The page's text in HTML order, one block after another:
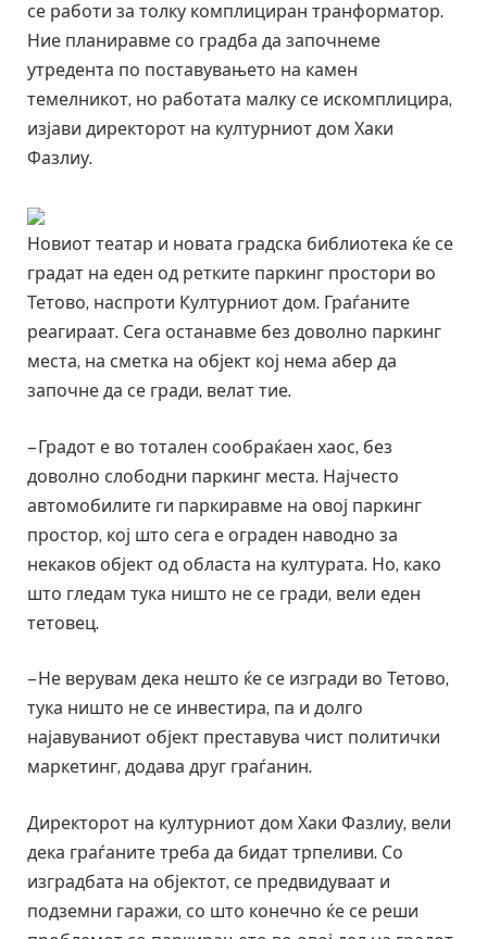
се работи за толку комплициран транформатор.
Ние планиравме со градба да започнеме
утредента по поставувањето на камен
темелникот, но работата малку се искомплицира,
изјави директорот на културниот дом Хаки
Фазлиу.
Новиот театар и новата градска библиотека ќе се
градат на еден од ретките паркинг простори во
Тетово, наспроти Културниот дом. Граѓаните
реагираат. Сега останавме без доволно паркинг
места, на сметка на објект кој нема абер да
започне да се гради, велат тие.
– Градот е во тотален сообраќаен хаос, без
доволно слободни паркинг места. Најчесто
автомобилите ги паркиравме на овој паркинг
простор, кој што сега е ограден наводно за
некаков објект од областа на културата. Но, како
што гледам тука ништо не се гради, вели еден
тетовец.
– Не верувам дека нешто ќе се изгради во Тетово,
тука ништо не се инвестира, па и долго
најавуваниот објект преставува чист политички
маркетинг, додава друг граѓанин.
Директорот на културниот дом Хаки Фазлиу, вели
дека граѓаните треба да бидат трпеливи. Со
изградбата на објектот, се предвидуваат и
подземни гаражи, со што конечно ќе се реши